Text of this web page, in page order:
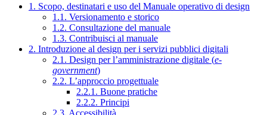
1. Scopo, destinatari e uso del Manuale operativo di design
1.1. Versionamento e storico
1.2. Consultazione del manuale
1.3. Contribuisci al manuale
2. Introduzione al design per i servizi pubblici digitali
2.1. Design per l’amministrazione digitale (e-
government)
2.2. L’approccio progettuale
2.2.1. Buone pratiche
2.2.2. Principi
2.3. Accessibilità